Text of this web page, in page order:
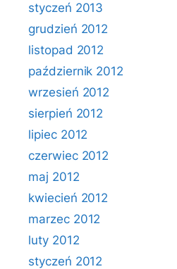
styczeń 2013
grudzień 2012
listopad 2012
październik 2012
wrzesień 2012
sierpień 2012
lipiec 2012
czerwiec 2012
maj 2012
kwiecień 2012
marzec 2012
luty 2012
styczeń 2012